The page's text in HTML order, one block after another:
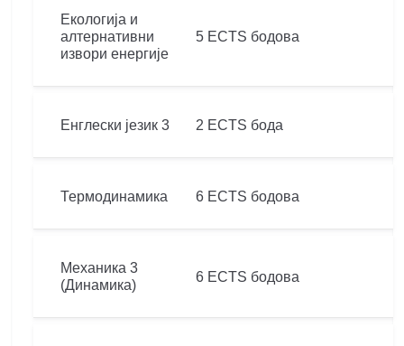
Екологија и
алтернативни
извори енергије
5 ECTS бодова
Енглески језик 3 2 ECTS бода
Термодинамика 6 ECTS бодова
Механика 3
(Динамика)
6 ECTS бодова